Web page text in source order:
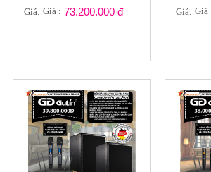
GP2022-01
Giá: Giá : 73.200.000 đ Giá: Giá